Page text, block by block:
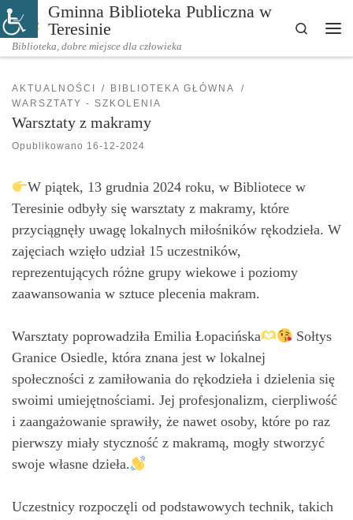
Przejdź do treści
Gminna Biblioteka Publiczna w
Teresinie
Biblioteka, dobre miejsce dla człowieka
Search
AKTUALNOŚCI
BIBLIOTEKA GŁÓWNA
WARSZTATY - SZKOLENIA
Warsztaty z makramy
Opublikowano 16-12-2024
W piątek, 13 grudnia 2024 roku, w Bibliotece w
Teresinie odbyły się warsztaty z makramy, które
przyciągnęły uwagę lokalnych miłośników rękodzieła. W
zajęciach wzięło udział 15 uczestników,
reprezentujących różne grupy wiekowe i poziomy
zaawansowania w sztuce plecenia makram.
Warsztaty poprowadziła Emilia Łopacińska
Sołtys
Granice Osiedle, która znana jest w lokalnej
społeczności z zamiłowania do rękodzieła i dzielenia się
swoimi umiejętnościami. Jej profesjonalizm, cierpliwość
i zaangażowanie sprawiły, że nawet osoby, które po raz
pierwszy miały styczność z makramą, mogły stworzyć
swoje własne dzieła.
Uczestnicy rozpoczęli od podstawowych technik, takich